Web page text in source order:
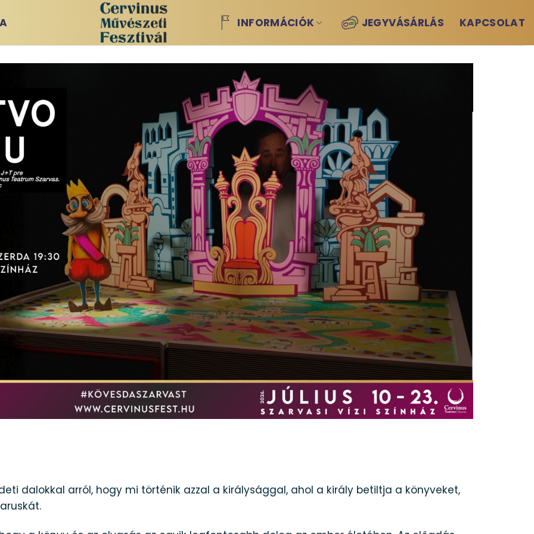
INFORMÁCIÓK JEGYVÁSÁRLÁS KAPCSOLAT
dalokkal arról, hogy mi történik azzal a királysággal, ahol a király betiltja a könyveket,